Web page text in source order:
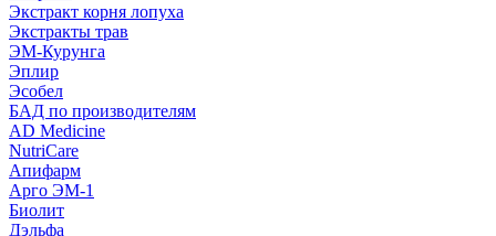
Экстракт корня лопуха
Экстракты трав
ЭМ-Курунга
Эплир
Эсобел
БАД по производителям
AD Medicine
NutriCare
Апифарм
Арго ЭМ-1
Биолит
Дэльфа